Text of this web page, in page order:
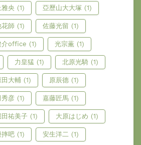
雅央 (1) 亞歷山大大塚 (1)
花師 (1) 佐藤光留 (1)
介office (1) 光宗薫 (1)
力皇猛 (1) 北原光騎 (1)
田大輔 (1) 原辰德 (1)
秀彦 (1) 嘉藤匠馬 (1)
田祐美子 (1) 大原はじめ (1)
摔吧 (1) 安生洋二 (1)